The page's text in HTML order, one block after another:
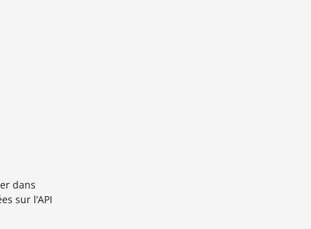
dans
sur l’API